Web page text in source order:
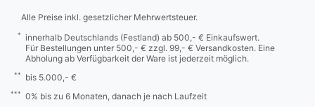
Alle Preise inkl. gesetzlicher Mehrwertsteuer.
*
innerhalb Deutschlands (Festland) ab 500,- € Einkaufswert.
Für Bestellungen unter 500,- € zzgl. 99,- € Versandkosten. Eine
Abholung ab Verfügbarkeit der Ware ist jederzeit möglich.
** bis 5.000,- €
*** 0% bis zu 6 Monaten, danach je nach Laufzeit